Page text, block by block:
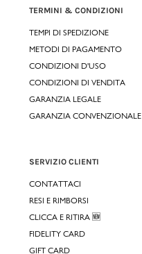
TERMINI & CONDIZIONI
TEMPI DI SPEDIZIONE
METODI DI PAGAMENTO
CONDIZIONI D'USO
CONDIZIONI DI VENDITA
GARANZIA LEGALE
GARANZIA CONVENZIONALE
SERVIZIO CLIENTI
CONTATTACI
RESI E RIMBORSI
CLICCA E RITIRA 🆕
FIDELITY CARD
GIFT CARD